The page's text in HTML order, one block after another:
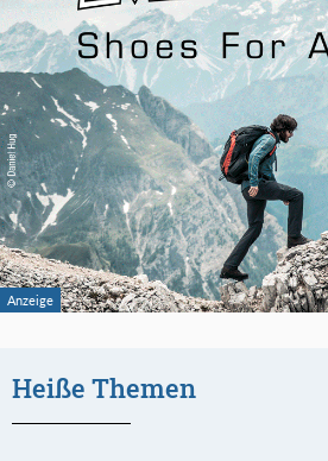
Heiße Themen